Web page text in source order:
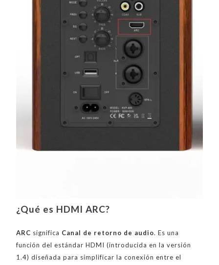
¿Qué es HDMI ARC?
ARC significa Canal de retorno de audio. Es una
función del estándar HDMI (introducida en la versión
1.4) diseñada para simplificar la conexión entre el